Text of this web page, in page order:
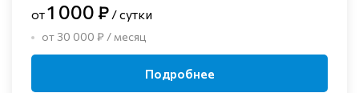
от1 000 ₽ / сутки
от 30 000 ₽ / месяц
Подробнее